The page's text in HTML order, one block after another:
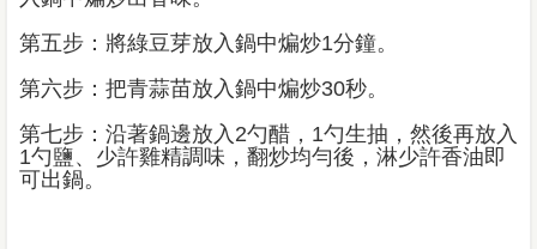
第五步：將綠豆芽放入鍋中煸炒1分鐘。
第六步：把青蒜苗放入鍋中煸炒30秒。
第七步：沿著鍋邊放入2勺醋，1勺生抽，然後再放入
1勺鹽、少許雞精調味，翻炒均勻後，淋少許香油即
可出鍋。